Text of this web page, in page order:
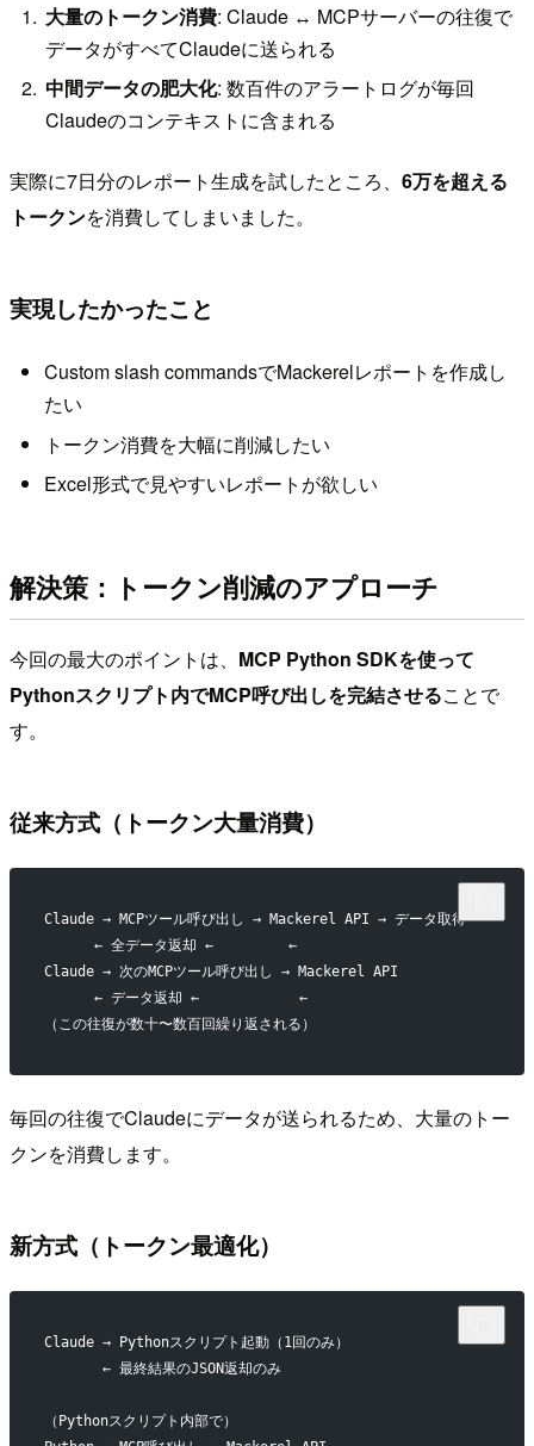
大量のトークン消費: Claude ↔ MCPサーバーの往復で
データがすべてClaudeに送られる
中間データの肥大化: 数百件のアラートログが毎回
Claudeのコンテキストに含まれる
実際に7日分のレポート生成を試したところ、 6万を超える
トークンを消費してしまいました。
実現したかったこと
Custom slash commandsでMackerelレポートを作成し
たい
トークン消費を大幅に削減したい
Excel形式で見やすいレポートが欲しい
解決策：トークン削減のアプローチ
今回の最大のポイントは、 MCP Python SDKを使って
Pythonスクリプト内でMCP呼び出しを完結させることで
す。
従来方式（トークン大量消費）
Claude → MCPツール呼び出し → Mackerel API → データ取得
      ← 全データ返却 ←         ←
Claude → 次のMCPツール呼び出し → Mackerel API
      ← データ返却 ←            ←
（この往復が数十〜数百回繰り返される）
毎回の往復でClaudeにデータが送られるため、大量のトー
クンを消費します。
新方式（トークン最適化）
Claude → Pythonスクリプト起動（1回のみ）
       ← 最終結果のJSON返却のみ
（Pythonスクリプト内部で）